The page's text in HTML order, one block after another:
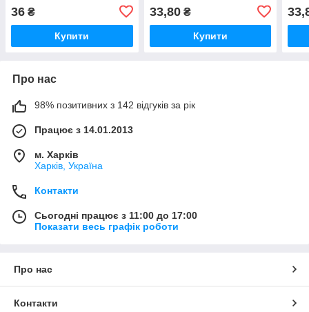
36 ₴
Купити
33,80₴
Купити
Про нас
98% позитивних з 142 відгуків за рік
Працює з 14.01.2013
м. Харків
Харків, Україна
Контакти
Сьогодні працює з 11:00 до 17:00
Показати весь графік роботи
Про нас
Контакти